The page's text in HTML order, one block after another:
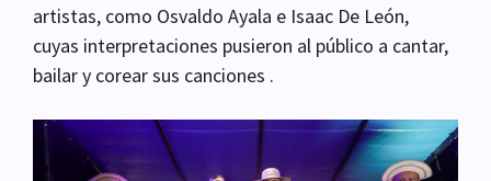
artistas, como Osvaldo Ayala e Isaac De León,
cuyas interpretaciones pusieron al público a cantar,
bailar y corear sus canciones .